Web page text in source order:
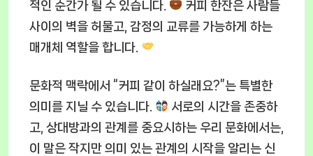
적인 순간가 될 수 있습니다.
커피 한잔은 사람들
사이의 벽을 허물고, 감정의 교류를 가능하게 하는
매개체 역할을 합니다.
문화적 맥락에서 “커피 같이 하실래요?”는 특별한
의미를 지닐 수 있습니다.
서로의 시간을 존중하
고, 상대방과의 관계를 중요시하는 우리 문화에서는,
이 말은 작지만 의미 있는 관계의 시작을 알리는 신